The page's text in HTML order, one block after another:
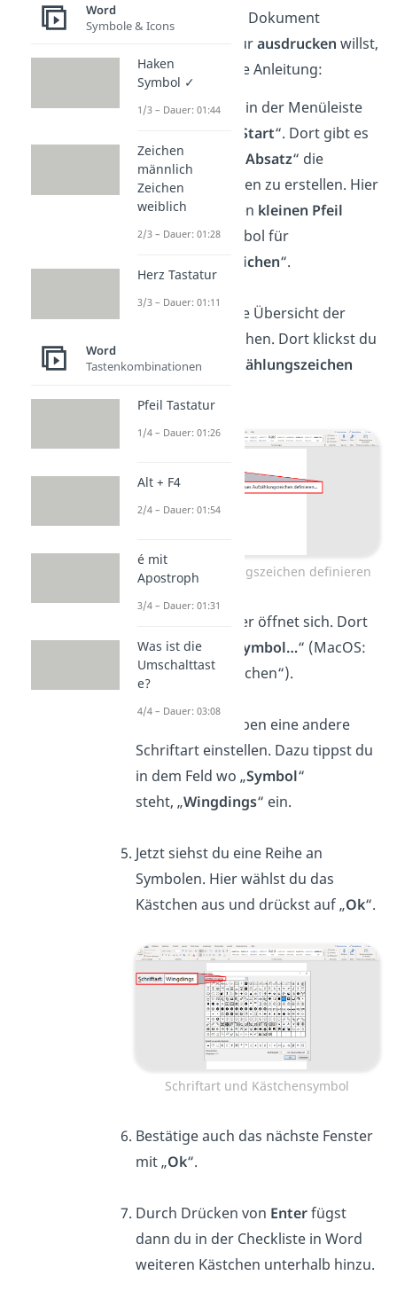
Ankreuzen in einem Dokument
brauchst, was du nurausdrucken willst,
verwendest du diese Anleitung:
Zuerst gehst du in der Menüleiste
Start“. Dort gibt es
in dem Bereich „ Absatz“ die
Möglichkeit, Listen zu erstellen. Hier
klickst du auf den kleinen Pfeil
neben dem Symbol für
Aufzählungszeichen“.
Es öffnet sich die Übersicht der
Aufzählungszeichen. Dort klickst du
auf „Neues Aufzählungszeichen
Neues Aufzählungszeichen definieren
Ein neues Fenster öffnet sich. Dort
klickst du auf „
Symbol…“ (MacOS:
„Aufzählungszeichen“).
du oben eine andere
Schriftart einstellen. Dazu tippst du
in dem Feld wo „Symbol“
steht, „Wingdings“ ein.
Jetzt siehst du eine Reihe an
Symbolen. Hier wählst du das
Kästchen aus und drückst auf „Ok“.
Schriftart und Kästchensymbol
Bestätige auch das nächste Fenster
mit „Ok“.
Durch Drücken von Enterfügst
dann du in der Checkliste in Word
weiteren Kästchen unterhalb hinzu.
Word
Symbole & Icons
Haken
Symbol ✓
1/3 – Dauer: 01:44
Zeichen
männlich
Zeichen
weiblich
2/3 – Dauer: 01:28
Herz Tastatur
3/3 – Dauer: 01:11
Word
Tastenkombinationen
Pfeil Tastatur
1/4 – Dauer: 01:26
Alt + F4
2/4 – Dauer: 01:54
é mit
Apostroph
3/4 – Dauer: 01:31
Was ist die
Umschalttast
e?
4/4 – Dauer: 03:08